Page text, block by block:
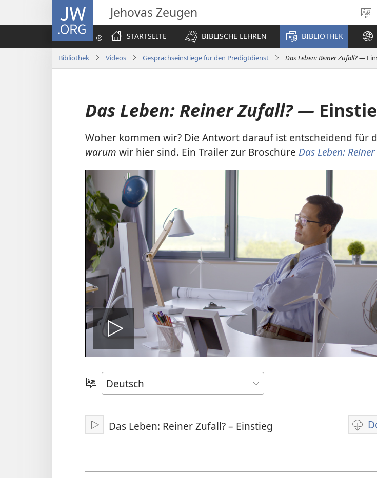
JW.ORG Jehovas Zeugen
STARTSEITE
BIBLISCHE LEHREN BIBLIOTHEK
Bibliothek Videos Gesprächseinstiege für den Predigtdienst Das Leben: Reiner Zufall? —
Das Leben: Reiner Zufall? —
Woher kommen wir? Die Antwort darauf ist entscheidend für
warum wir hier sind. Ein Trailer zur Broschüre Das Leben:
Video
abspielen
Sprache
auswählen
Abspielen
Das Leben: Reiner Zufall? – Einstieg
für